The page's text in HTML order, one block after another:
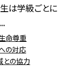
は学級ごとに
命尊重
の対応
の協力